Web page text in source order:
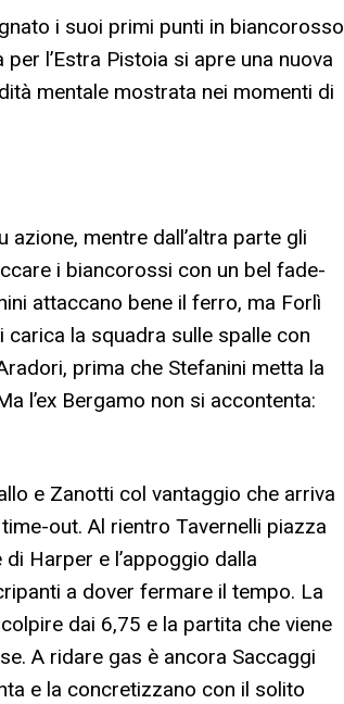
i suoi primi punti in biancorosso
l’Estra Pistoia si apre una nuova
mentale mostrata nei momenti di
azione, mentre dall’altra parte gli
i biancorossi con un bel fade-
attaccano bene il ferro, ma Forlì
carica la squadra sulle spalle con
prima che Stefanini metta la
l’ex Bergamo non si accontenta:
e Zanotti col vantaggio che arriva
out. Al rientro Tavernelli piazza
Harper e l’appoggio dalla
a dover fermare il tempo. La
dai 6,75 e la partita che viene
A ridare gas è ancora Saccaggi
e la concretizzano con il solito